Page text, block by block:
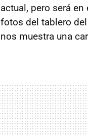
actual, pero será
fotos del tablero
nos muestra una